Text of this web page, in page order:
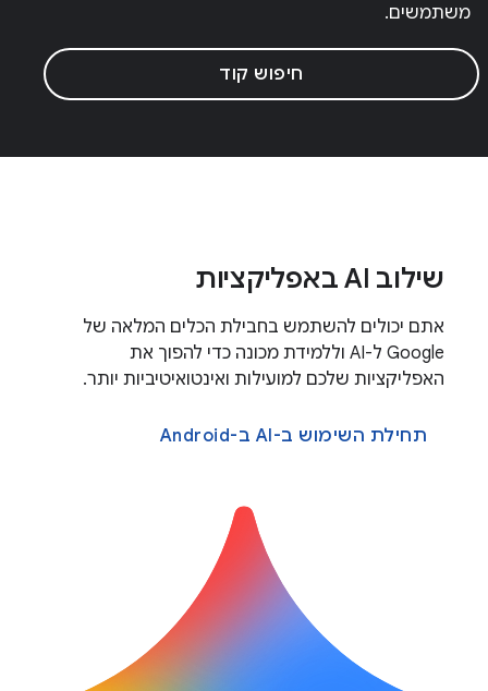
משתמשים.
חיפוש קוד
שילוב AI באפליקציות
אתם יכולים להשתמש בחבילת הכלים המלאה של
Google ל-AI וללמידת מכונה כדי להפוך את
האפליקציות שלכם למועילות ואינטואיטיביות יותר.
תחילת השימוש ב-AI ב-Android